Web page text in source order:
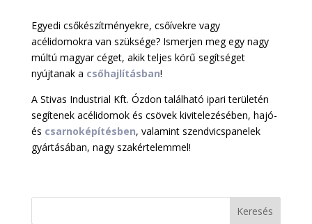
Egyedi csőkészítményekre, csőívekre vagy
acélidomokra van szüksége? Ismerjen meg egy nagy
múltú magyar céget, akik teljes körű segítséget
nyújtanak a csőhajlításban!
A Stivas Industrial Kft. Ózdon található ipari területén
segítenek acélidomok és csövek kivitelezésében, hajó-
és csarnoképítésben, valamint szendvicspanelek
gyártásában, nagy szakértelemmel!